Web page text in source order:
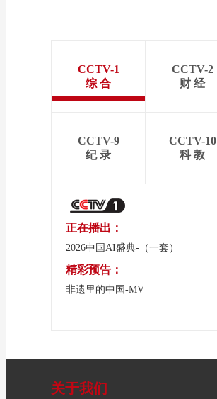
CCTV-1
综 合
CCTV-2
财 经
CCTV-9
纪 录
CCTV-10
科 教
正在播出：
2026中国AI盛典-（一套）
精彩预告：
非遗里的中国-MV
关于我们